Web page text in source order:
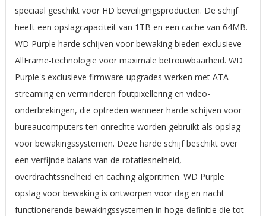
speciaal geschikt voor HD beveiligingsproducten. De schijf
heeft een opslagcapaciteit van 1TB en een cache van 64MB.
WD Purple harde schijven voor bewaking bieden exclusieve
AllFrame-technologie voor maximale betrouwbaarheid. WD
Purple's exclusieve firmware-upgrades werken met ATA-
streaming en verminderen foutpixellering en video-
onderbrekingen, die optreden wanneer harde schijven voor
bureaucomputers ten onrechte worden gebruikt als opslag
voor bewakingssystemen. Deze harde schijf beschikt over
een verfijnde balans van de rotatiesnelheid,
overdrachtssnelheid en caching algoritmen. WD Purple
opslag voor bewaking is ontworpen voor dag en nacht
functionerende bewakingssystemen in hoge definitie die tot